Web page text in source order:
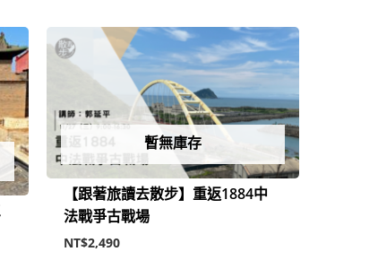
暫無庫存
【跟著旅讀去散步】重返1884中
法戰爭古戰場
NT$2,490